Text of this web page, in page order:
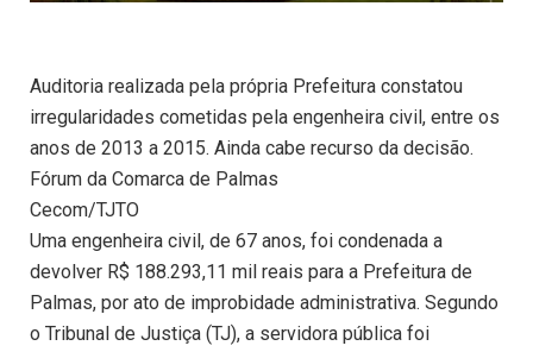
Auditoria realizada pela própria Prefeitura constatou
irregularidades cometidas pela engenheira civil, entre os
anos de 2013 a 2015. Ainda cabe recurso da decisão.
Fórum da Comarca de Palmas
Cecom/TJTO
Uma engenheira civil, de 67 anos, foi condenada a
devolver R$ 188.293,11 mil reais para a Prefeitura de
Palmas, por ato de improbidade administrativa. Segundo
o Tribunal de Justiça (TJ), a servidora pública foi